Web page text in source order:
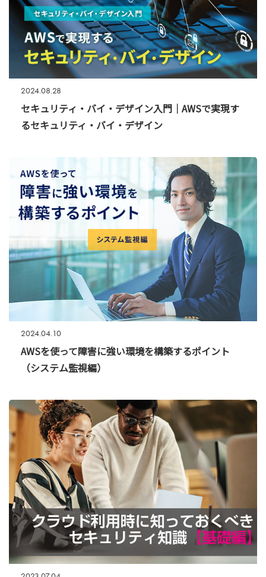
2024.08.28
セキュリティ・バイ・デザイン入門｜AWSで実現す
るセキュリティ・バイ・デザイン
2024.04.10
AWSを使って障害に強い環境を構築するポイント
（システム監視編）